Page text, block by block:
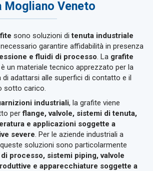
Mogliano Veneto
sono soluzioni ditenuta industriale
garantire affidabilità in presenza
e fluidi di processo. La grafite
è un materiale tecnico apprezzato per la
di adattarsi alle superfici di contatto e il
sotto carico.
industriali, la grafite viene
perflange, valvole, sistemi di tenuta,
e applicazioni soggette a
severe . Per le aziende industriali a
soluzioni sono particolarmente
processo, sistemi piping, valvole
e apparecchiature soggette a